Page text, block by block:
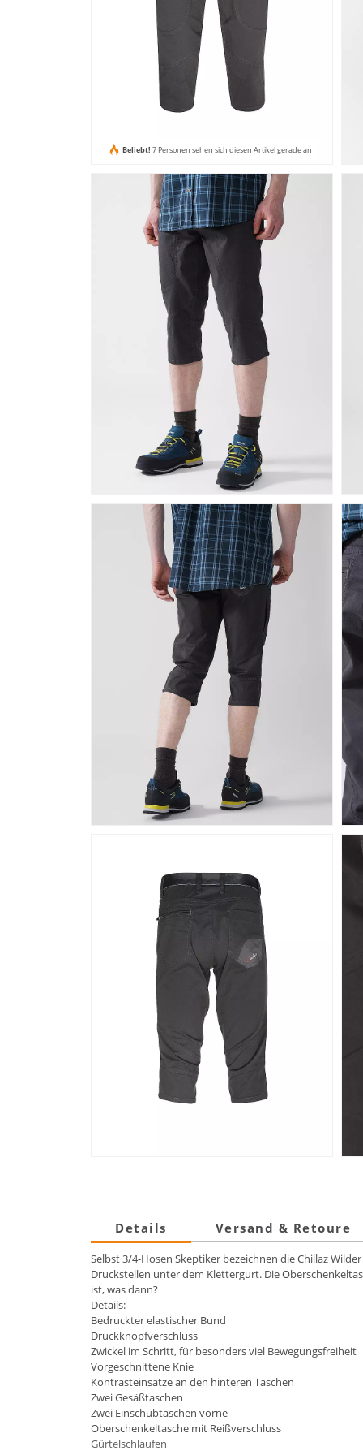
Beliebt! 7 Personen sehen sich diesen Artikel gerade an
Details Versand & Retoure
Selbst 3/4-Hosen Skeptiker bezeichnen die Chillaz
Druckstellen unter dem Klettergurt. Die
ist, was dann?
Details:
Bedruckter elastischer Bund
Druckknopfverschluss
Zwickel im Schritt, für besonders viel Bewegungsfreiheit
Vorgeschnittene Knie
Kontrasteinsätze an den hinteren Taschen
Zwei Gesäßtaschen
Zwei Einschubtaschen vorne
Oberschenkeltasche mit Reißverschluss
Gürtelschlaufen